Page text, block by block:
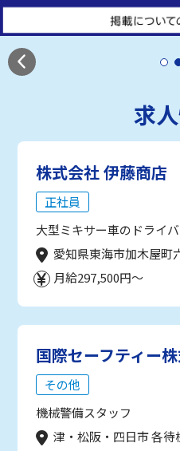
求
株式会社 伊藤商店
正社員
大型ミキサー車のドライ
愛知県東海市加木屋町
月給297,500円～
国際セーフティー
その他
機械警備スタッフ
津・松阪・四日市 各待